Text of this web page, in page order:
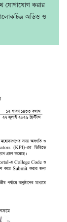
যোগাযোগ করার
অডিও ও